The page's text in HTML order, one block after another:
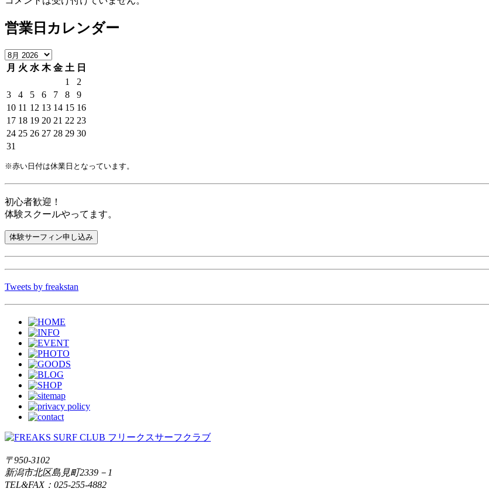
営業日カレンダー
月 火 水 木 金 土 日
1
2
3
4 5 6 7 8
9
10 11 12 13 14 15 16
17 18 19 20 21 22 23
24 25 26 27 28 29 30
31
※赤い日付は休業日となっています。
初心者歓迎！
体験スクールやってます。
Tweets by freakstan
〒950-3102
新潟市北区島見町2339－1
TEL&FAX：025-255-4882